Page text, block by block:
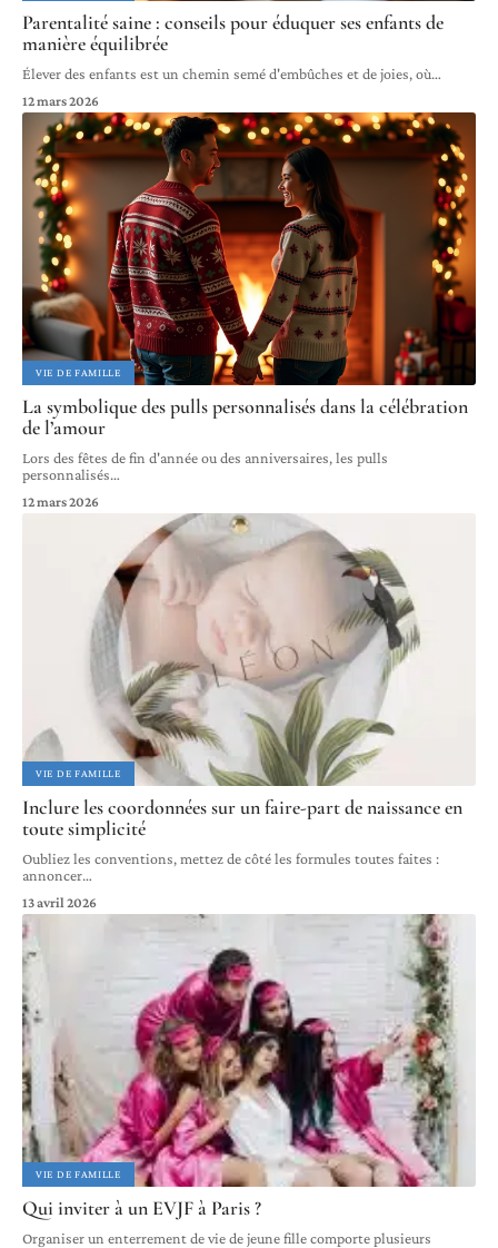
Parentalité saine : conseils pour éduquer ses enfants de
manière équilibrée
Élever des enfants est un chemin semé d'embûches et de joies, où…
12 mars 2026
VIE DE FAMILLE
La symbolique des pulls personnalisés dans la célébration
de l’amour
Lors des fêtes de fin d'année ou des anniversaires, les pulls
personnalisés…
12 mars 2026
VIE DE FAMILLE
Inclure les coordonnées sur un faire-part de naissance en
toute simplicité
Oubliez les conventions, mettez de côté les formules toutes faites :
annoncer…
13 avril 2026
VIE DE FAMILLE
Qui inviter à un EVJF à Paris ?
Organiser un enterrement de vie de jeune fille comporte plusieurs